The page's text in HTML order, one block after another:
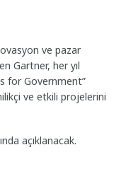
ve pazar
Gartner, her yıl
for Government”
ve etkili projelerini
açıklanacak.